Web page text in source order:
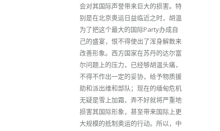
会对其国际声誉带来巨大的损害。特
别是在北京奥运日益临近之时，胡温
为了把这个最大的国际Party办成自
己的盛宴，恨不得使出了浑身解数来
改善形象。西方国家在苏丹的达尔富
尔问题上的压力，已经够胡温头痛，
不得不作出一定的妥协，给予物质援
助和派出维和部队；现在的缅甸危机
无疑是雪上加霜，弄不好就将严重地
损害其国际形象，甚至带来国际上更
大规模的抵制奥运的行动。所以，中